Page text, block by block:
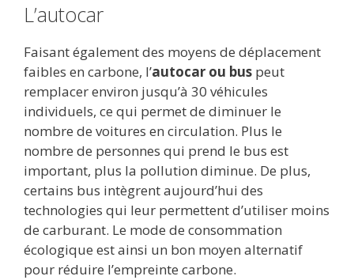
L’autocar
Faisant également des moyens de déplacement
faibles en carbone, l’autocar ou bus peut
remplacer environ jusqu’à 30 véhicules
individuels, ce qui permet de diminuer le
nombre de voitures en circulation. Plus le
nombre de personnes qui prend le bus est
important, plus la pollution diminue. De plus,
certains bus intègrent aujourd’hui des
technologies qui leur permettent d’utiliser moins
de carburant. Le mode de consommation
écologique est ainsi un bon moyen alternatif
pour réduire l’empreinte carbone.